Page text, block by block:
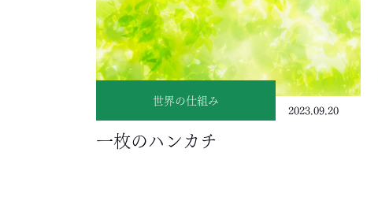
世界の仕組み
2023.09.20
一枚のハンカチ